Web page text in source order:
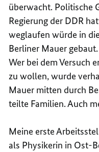
überwacht. Politische
Regierung der DDR
weglaufen würde in
Berliner Mauer
Wer bei dem Versuch
zu wollen, wurde
Mauer mitten durch
teilte Familien. Auch
Meine erste
als Physikerin in Ost-